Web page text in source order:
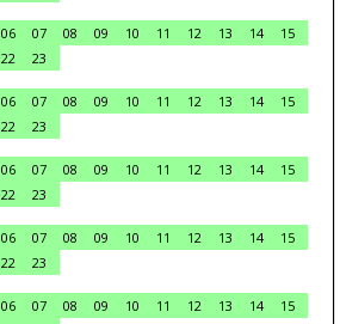
06 07 08 09 10 11 12 13 14
15
22
23
06 07 08 09 10 11 12 13 14
15
22
23
06 07 08 09 10 11 12 13 14
15
22
23
06 07 08 09 10 11 12 13 14
15
22
23
06 07 08 09 10 11 12 13 14
15